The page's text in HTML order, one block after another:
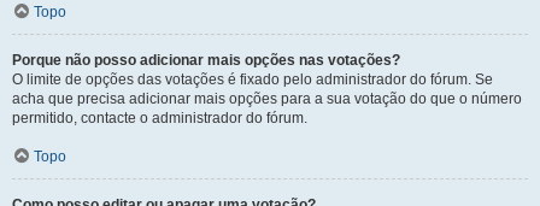
Topo
Porque não posso adicionar mais opções nas votações?
O limite de opções das votações é fixado pelo administrador do fórum. Se
acha que precisa adicionar mais opções para a sua votação do que o número
permitido, contacte o administrador do fórum.
Topo